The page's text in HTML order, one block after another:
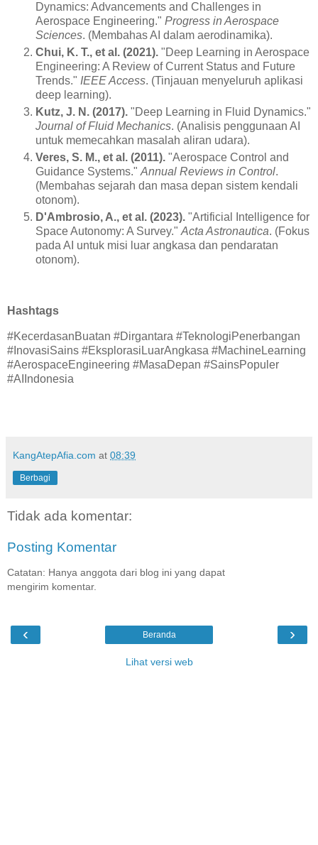
Dynamics: Advancements and Challenges in
Aerospace Engineering." Progress in Aerospace
Sciences. (Membahas AI dalam aerodinamika).
Chui, K. T., et al. (2021). "Deep Learning in Aerospace
Engineering: A Review of Current Status and Future
Trends." IEEE Access. (Tinjauan menyeluruh aplikasi
deep learning).
Kutz, J. N. (2017). "Deep Learning in Fluid Dynamics."
Journal of Fluid Mechanics. (Analisis penggunaan AI
untuk memecahkan masalah aliran udara).
Veres, S. M., et al. (2011). "Aerospace Control and
Guidance Systems." Annual Reviews in Control.
(Membahas sejarah dan masa depan sistem kendali
otonom).
D'Ambrosio, A., et al. (2023). "Artificial Intelligence for
Space Autonomy: A Survey." Acta Astronautica. (Fokus
pada AI untuk misi luar angkasa dan pendaratan
otonom).
Hashtags
#KecerdasanBuatan #Dirgantara #TeknologiPenerbangan
#InovasiSains #EksplorasiLuarAngkasa #MachineLearning
#AerospaceEngineering #MasaDepan #SainsPopuler
#AIIndonesia
KangAtepAfia.com at 08:39
Berbagi
Tidak ada komentar:
Posting Komentar
Catatan: Hanya anggota dari blog ini yang dapat
mengirim komentar.
‹ ›
Beranda
Lihat versi web